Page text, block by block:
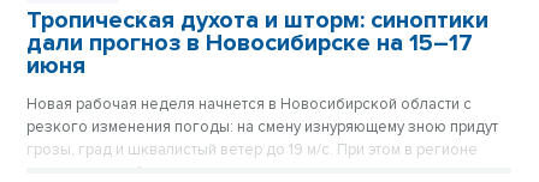
Тропическая духота и шторм: синоптики
дали прогноз в Новосибирске на 15–17
июня
Новая рабочая неделя начнется в Новосибирской области с
резкого изменения погоды: на смену изнуряющему зною придут
грозы, град и шквалистый ветер до 19 м/с. При этом в регионе
параллельно объявлено штормовое предупреждение из-за